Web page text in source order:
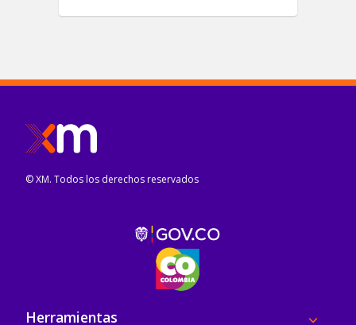
© XM. Todos los derechos reservados
Pie de página
Herramientas